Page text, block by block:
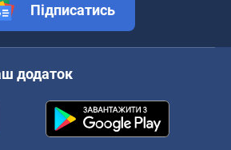
Підписатись
додаток